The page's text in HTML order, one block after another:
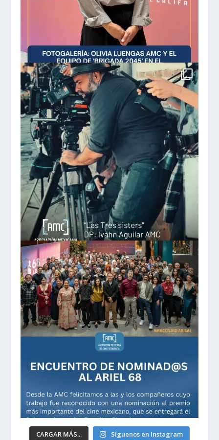
CARGAR MÁS... Síguenos en Instagram